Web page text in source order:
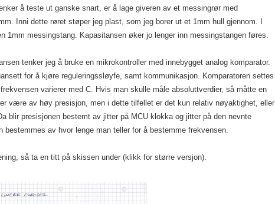
å teste ut ganske snart, er å lage giveren av et messingrør med
Inni dette røret støper jeg plast, som jeg borer ut et 1mm hull gjennom. I
1mm messingstang. Kapasitansen øker jo lenger inn messingstangen føres.
tenker jeg å bruke en mikrokontroller med innebygget analog komparator.
for å kjøre reguleringssløyfe, samt kommunikasjon. Komparatoren settes
varierer med C. Hvis man skulle måle absoluttverdier, så måtte en
være av høy presisjon, men i dette tilfellet er det kun relativ nøyaktighet, eller
blir presisjonen bestemt av jitter på MCU klokka og jitter på den nevnte
bestemmes av hvor lenge man teller for å bestemme frekvensen.
så ta en titt på skissen under (klikk for større versjon).